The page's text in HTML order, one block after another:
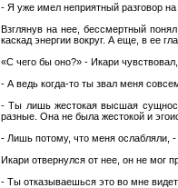
- Я уже имел неприятный разговор
Взглянув на нее, бессмертный
каскад энергии вокруг. А еще, в ее
«С чего бы оно?» - Икари
- А ведь когда-то ты звал меня
- Ты лишь жестокая высшая
разные. Она не была жестокой и
- Лишь потому, что меня ослабляли, -
Икари отвернулся от нее, он не мог
- Ты отказываешься это во мне